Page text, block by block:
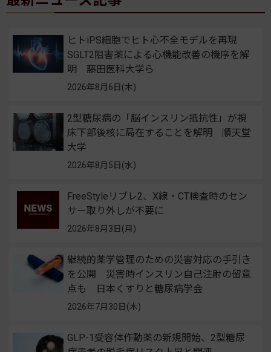
ヒトiPS細胞でヒト心不全モデルを再現
SGLT2阻害薬による心機能改善の機序を解
明 藤田医科大学ら
2026年8月6日(木)
2型糖尿病の「脳インスリン抵抗性」が視
床下部後核に局在することを解明 順天堂
大学
2026年8月5日(水)
FreeStyleリブレ2、X線・CT検査時のセン
サー取り外しが不要に
2026年8月3日(月)
継続的薬学管理のための災害対応の手引き
を公開 災害時インスリン自己注射の留意
点も 日本くすりと糖尿病学会
2026年7月30日(木)
GLP-1受容体作動薬の新規開始、2型糖尿